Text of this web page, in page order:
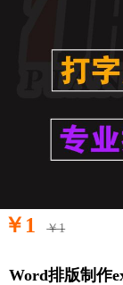
￥ 1 ￥1
Word排版制作